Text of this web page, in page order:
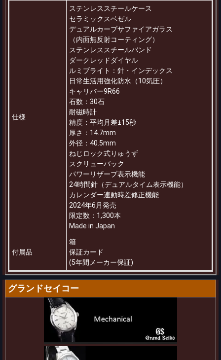
仕様
ステンレススチールケース
セラミックスベゼル
デュアルカーブサファイアガラス
（内面無反射コーティング）
ステンレススチールバンド
ダークレッドダイヤル
ルミブライト：針・インデックス
日常生活用強化防水（10気圧）
キャリバー9R66
石数：30石
耐磁時計
精度：平均月差±15秒
厚さ：14.7mm
外径：40.5mm
ねじロック式りゅうず
スクリューバック
パワーリザーブ表示機能
24時間針（デュアルタイム表示機能）
カレンダー連動時差修正機能
2024年6月発売
限定数：1,300本
Made in Japan
付属品
箱
保証カード
(5年間メーカー保証)
グランドセイコー